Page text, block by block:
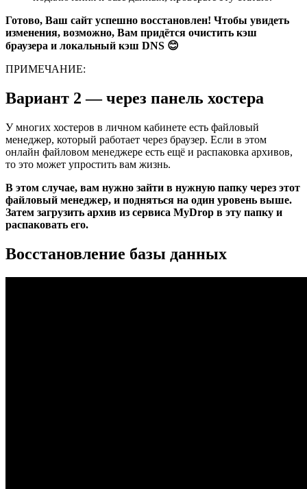
Готово, Ваш сайт успешно восстановлен! Чтобы увидеть
изменения, возможно, Вам придётся очистить кэш
браузера и локальный кэш DNS 😊
ПРИМЕЧАНИЕ:
Вариант 2 — через панель хостера
У многих хостеров в личном кабинете есть файловый
менеджер, который работает через браузер. Если в этом
онлайн файловом менеджере есть ещё и распаковка архивов,
то это может упростить вам жизнь.
В этом случае, вам нужно зайти в нужную папку через этот
файловый менеджер, и подняться на один уровень выше.
Затем загрузить архив из сервиса MyDrop в эту папку и
распаковать его.
Восстановление базы данных